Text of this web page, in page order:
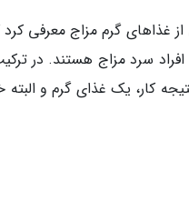
از غذاهای گرم مزاج معرفی
سرد مزاج هستند. در
کار، یک غذای گرم و